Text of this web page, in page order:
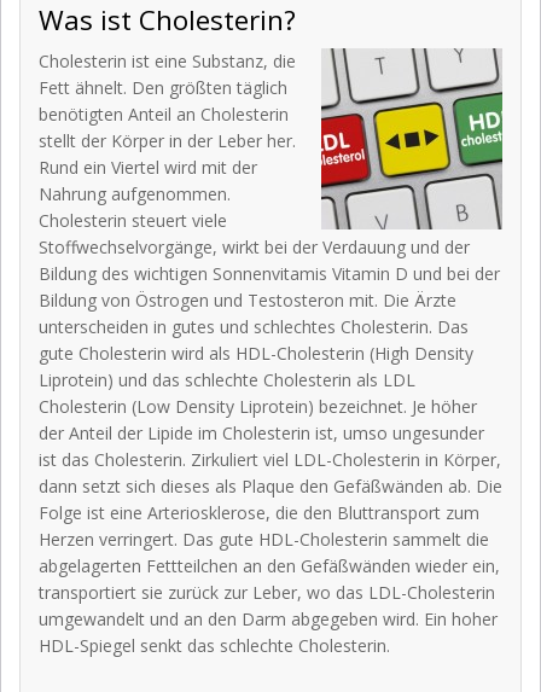
Was ist Cholesterin?
Cholesterin ist eine Substanz, die
Fett ähnelt. Den größten täglich
benötigten Anteil an Cholesterin
stellt der Körper in der Leber her.
Rund ein Viertel wird mit der
Nahrung aufgenommen.
Cholesterin steuert viele
Stoffwechselvorgänge, wirkt bei der Verdauung und der
Bildung des wichtigen Sonnenvitamis Vitamin D und bei der
Bildung von Östrogen und Testosteron mit. Die Ärzte
unterscheiden in gutes und schlechtes Cholesterin. Das
gute Cholesterin wird als HDL-Cholesterin (High Density
Liprotein) und das schlechte Cholesterin als LDL
Cholesterin (Low Density Liprotein) bezeichnet. Je höher
der Anteil der Lipide im Cholesterin ist, umso ungesunder
ist das Cholesterin. Zirkuliert viel LDL-Cholesterin in Körper,
dann setzt sich dieses als Plaque den Gefäßwänden ab. Die
Folge ist eine Arteriosklerose, die den Bluttransport zum
Herzen verringert. Das gute HDL-Cholesterin sammelt die
abgelagerten Fettteilchen an den Gefäßwänden wieder ein,
transportiert sie zurück zur Leber, wo das LDL-Cholesterin
umgewandelt und an den Darm abgegeben wird. Ein hoher
HDL-Spiegel senkt das schlechte Cholesterin.